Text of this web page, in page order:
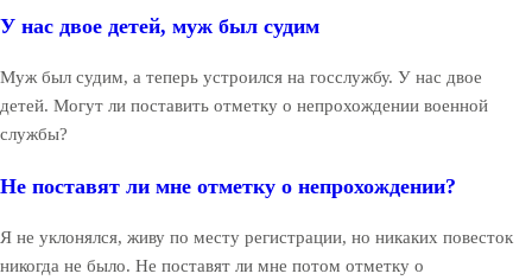
У нас двое детей, муж был судим
Муж был судим, а теперь устроился на госслужбу. У нас двое
детей. Могут ли поставить отметку о непрохождении военной
службы?
Не поставят ли мне отметку о непрохождении?
Я не уклонялся, живу по месту регистрации, но никаких повесток
никогда не было. Не поставят ли мне потом отметку о